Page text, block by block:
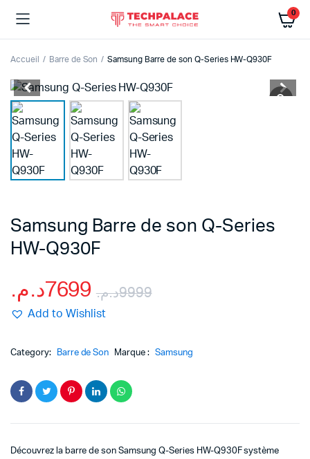
0
Accueil Barre de Son Samsung Barre de son Q-Series HW-Q930F
Samsung Barre de son Q-Series
HW-Q930F
9999د.م.
prix
9999د.م..
7699د.م.
prix
7699د.م..
Add to Wishlist
Category: Barre de Son Marque : Samsung
Découvrez la barre de son Samsung Q-Series HW-Q930F système